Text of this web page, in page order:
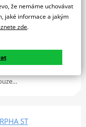
Skladem u dodavatele
ST
že nemáme uchovávat
jaké informace a jakým
zde.